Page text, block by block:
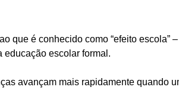
que é conhecido como “efeito escola”
educação escolar formal.
avançam mais rapidamente quando